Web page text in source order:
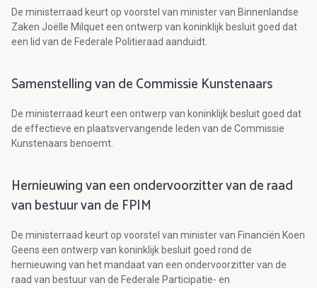
De ministerraad keurt op voorstel van minister van Binnenlandse
Zaken Joëlle Milquet een ontwerp van koninklijk besluit goed dat
een lid van de Federale Politieraad aanduidt.
Samenstelling van de Commissie Kunstenaars
De ministerraad keurt een ontwerp van koninklijk besluit goed dat
de effectieve en plaatsvervangende leden van de Commissie
Kunstenaars benoemt.
Hernieuwing van een ondervoorzitter van de raad
van bestuur van de FPIM
De ministerraad keurt op voorstel van minister van Financiën Koen
Geens een ontwerp van koninklijk besluit goed rond de
hernieuwing van het mandaat van een ondervoorzitter van de
raad van bestuur van de Federale Participatie- en